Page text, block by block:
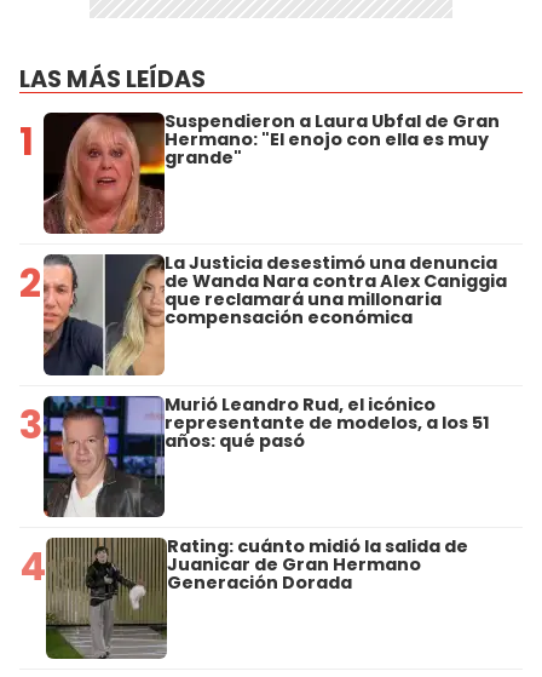
LAS MÁS LEÍDAS
1 Suspendieron a Laura Ubfal de Gran
Hermano: "El enojo con ella es muy
grande"
2 La Justicia desestimó una denuncia
de Wanda Nara contra Alex Caniggia
que reclamará una millonaria
compensación económica
3 Murió Leandro Rud, el icónico
representante de modelos, a los 51
años: qué pasó
4 Rating: cuánto midió la salida de
Juanicar de Gran Hermano
Generación Dorada